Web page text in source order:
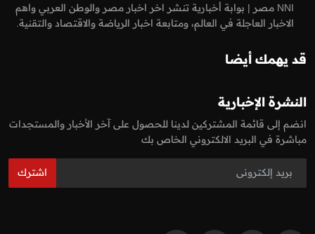
NNI مصر | بوابة أخبارية تنشر اخر اخبار مصر والوطن العربي واهم
الاخبار العاجلة في العالم، ومتابعة اخبار الرياضة والاقتصاد والتقنية.
قد يهمك أيضا
النشرة الإخبارية
انضم إلى قائمة المشتركين لدينا للحصول على آخر الأخبار والمستجدات
مباشرة في البريد الالكتروني الخاص بك
اشترك